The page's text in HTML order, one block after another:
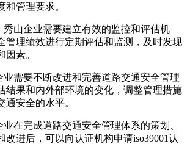
和管理要求。
秀山企业需要建立有效的监控和评估机
管理绩效进行定期评估和监测，及时发现
因素。
业需要不断改进和完善道路交通安全管理
结果和内外部环境的变化，调整管理措施
通安全的水平。
在完成道路交通安全管理体系的策划、
改进后，可以向认证机构申请iso39001认